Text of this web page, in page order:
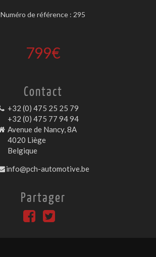
Numéro de référence : 295
799€
Contact
+32 (0) 475 25 25 79
+32 (0) 475 77 94 94
Avenue de Nancy, 8A
4020 Liège
Belgique
info@pch-automotive.be
Partager